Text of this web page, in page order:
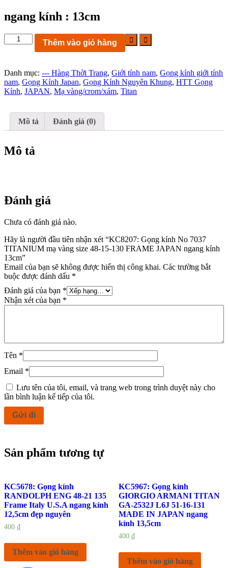
ngang kính : 13cm
KC8207:
Gọng
7037
TITANIUM mạ
vàng
48-
130
JAPAN
ngang
Thêm vào giỏ hàng
Danh mục: --- Hàng Thời Trang, Giới tính nam, Gọng kính giới tính
nam, Gọng Kính Japan, Gọng Kính Nguyên Khung, HTT Gọng
Kính, JAPAN, Mạ vàng/crom/xám, Titan
Mô tả Đánh giá (0)
Mô tả
Đánh giá
Chưa có đánh giá nào.
Hãy là người đầu tiên nhận xét “KC8207: Gọng kính No 7037
TITANIUM mạ vàng size 48-15-130 FRAME JAPAN ngang kính
13cm”
Email của bạn sẽ không được hiển thị công khai. Các trường bắt
buộc được đánh dấu *
Đánh giá của bạn *
Nhận xét của bạn *
Tên *
Email *
Lưu tên của tôi, email, và trang web trong trình duyệt này cho
lần bình luận kế tiếp của tôi.
Sản phẩm tương tự
KC5678: Gọng kính
RANDOLPH ENG 48-21 135
Frame Italy U.S.A ngang kính
12,5cm đẹp nguyên
400 ₫
Thêm vào giỏ hàng
KC5967: Gọng kính
GIORGIO ARMANI TITAN
GA-2532J L6J 51-16-131
MADE IN JAPAN ngang
kính 13,5cm
400 ₫
Thêm vào giỏ hàng